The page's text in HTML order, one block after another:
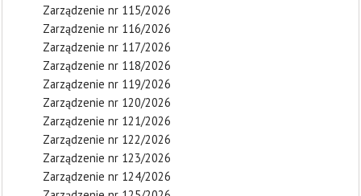
Zarządzenie nr 115/2026
Zarządzenie nr 116/2026
Zarządzenie nr 117/2026
Zarządzenie nr 118/2026
Zarządzenie nr 119/2026
Zarządzenie nr 120/2026
Zarządzenie nr 121/2026
Zarządzenie nr 122/2026
Zarządzenie nr 123/2026
Zarządzenie nr 124/2026